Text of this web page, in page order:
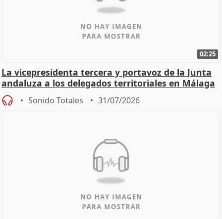
02:25
La vicepresidenta tercera y portavoz de la Junta
andaluza a los delegados territoriales en Málaga
Sonido Totales 31/07/2026